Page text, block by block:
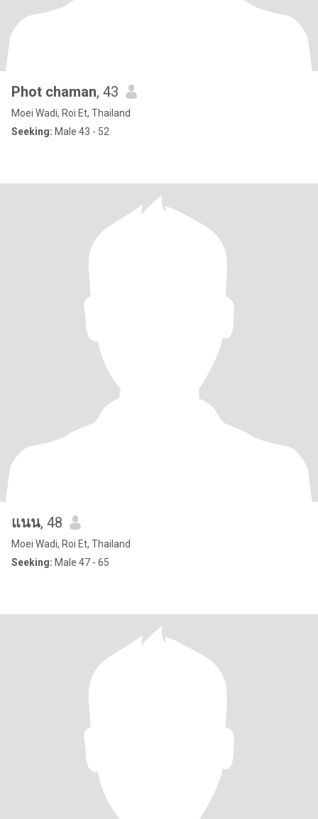
Phot chaman, 43
Moei Wadi, Roi Et, Thailand
Seeking: Male 43 - 52
แนน, 48
Moei Wadi, Roi Et, Thailand
Seeking: Male 47 - 65